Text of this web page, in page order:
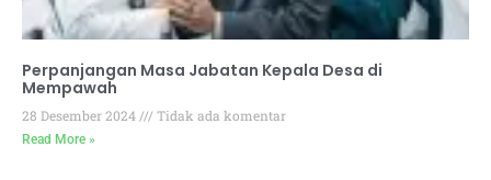
Perpanjangan Masa Jabatan Kepala Desa di
Mempawah
28 Desember 2024 Tidak ada komentar
Read More »